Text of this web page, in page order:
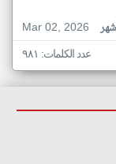
Mar 02, 2026
عدد الكلمات: ٩٨١